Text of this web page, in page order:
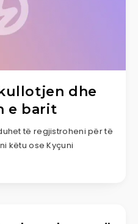
dhe
e barit
të regjistroheni për të
këtu ose Kyçuni